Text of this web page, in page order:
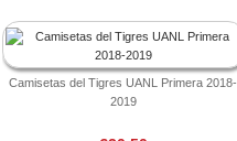
Camisetas del Tigres UANL Primera 2018-
2019